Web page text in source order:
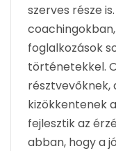
szerves része
foglalkozások
történetekkel.
résztvevőknek,
kizökkentenek
fejlesztik az
abban, hogy a